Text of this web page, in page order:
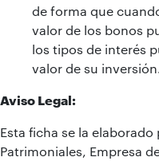
de forma que
valor de los bonos
los tipos de interés
valor de su inversión.
Aviso Legal:
Esta ficha se la elaborado
Patrimoniales, Empresa